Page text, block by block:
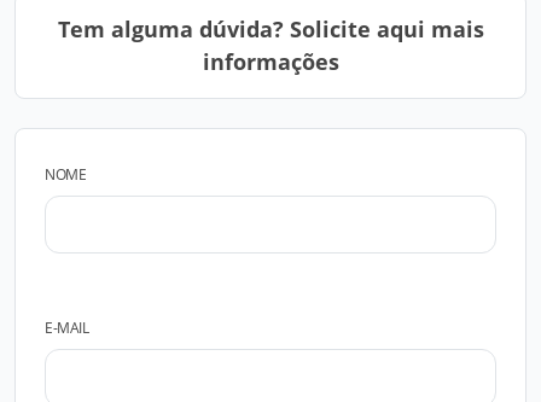
Tem alguma dúvida? Solicite aqui mais
informações
NOME
E-MAIL